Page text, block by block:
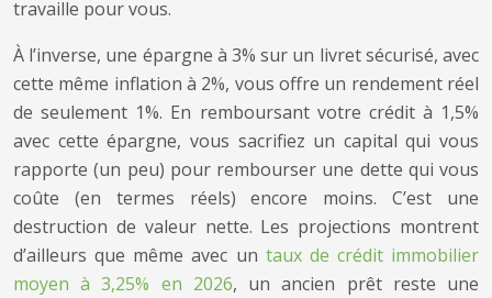
travaille pour vous.
À l’inverse, une épargne à 3% sur un livret sécurisé, avec
cette même inflation à 2%, vous offre un rendement réel
de seulement 1%. En remboursant votre crédit à 1,5%
avec cette épargne, vous sacrifiez un capital qui vous
rapporte (un peu) pour rembourser une dette qui vous
coûte (en termes réels) encore moins. C’est une
destruction de valeur nette. Les projections montrent
d’ailleurs que même avec un taux de crédit immobilier
moyen à 3,25% en 2026, un ancien prêt reste une